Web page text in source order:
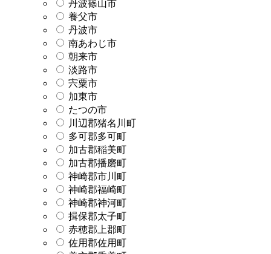
丹波篠山市
養父市
丹波市
南あわじ市
朝来市
淡路市
宍粟市
加東市
たつの市
川辺郡猪名川町
多可郡多可町
加古郡稲美町
加古郡播磨町
神崎郡市川町
神崎郡福崎町
神崎郡神河町
揖保郡太子町
赤穂郡上郡町
佐用郡佐用町